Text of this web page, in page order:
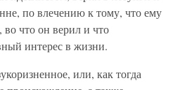
по влечению к тому, что ему
во что он верил и что
интерес в жизни.
или, как тогда